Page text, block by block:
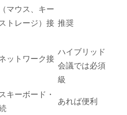
マウス、キー
トレージ）接 推奨
ットワーク接
ハイブリッド
会議では必須
級
キーボード・
あれば便利